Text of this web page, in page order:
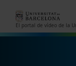
El portal de vídeo de la